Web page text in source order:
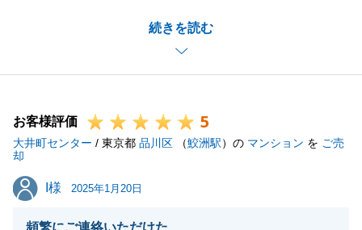
続きを読む
また、不動産のご相談がありましたら、お気軽にお申
お客様評価 5
大井町センター / 東京都 品川区 （鮫洲駅）の マンション を ご売
却
I様
I様 2025年1月20日
頻繁にご連絡いただけた